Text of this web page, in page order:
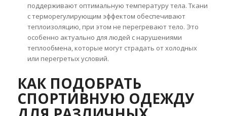
поддерживают оптимальную температуру тела. Ткани
с терморегулирующим эффектом обеспечивают
теплоизоляцию, при этом не перегревают тело. Это
особенно актуально для людей с нарушениями
теплообмена, которые могут страдать от холодных
или перегретых условий.
КАК ПОДОБРАТЬ
СПОРТИВНУЮ ОДЕЖДУ